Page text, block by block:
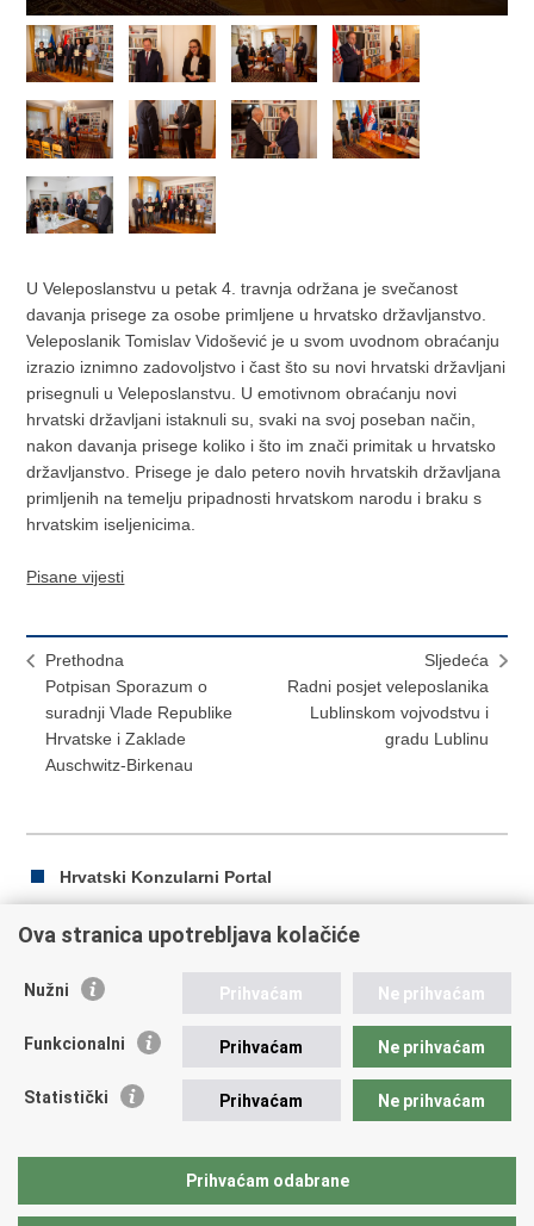
U Veleposlanstvu u petak 4. travnja održana je svečanost
davanja prisege za osobe primljene u hrvatsko državljanstvo.
Veleposlanik Tomislav Vidošević je u svom uvodnom obraćanju
izrazio iznimno zadovoljstvo i čast što su novi hrvatski državljani
prisegnuli u Veleposlanstvu. U emotivnom obraćanju novi
hrvatski državljani istaknuli su, svaki na svoj poseban način,
nakon davanja prisege koliko i što im znači primitak u hrvatsko
državljanstvo. Prisege je dalo petero novih hrvatskih državljana
primljenih na temelju pripadnosti hrvatskom narodu i braku s
hrvatskim iseljenicima.
Pisane vijesti
Prethodna
Potpisan Sporazum o
suradnji Vlade Republike
Hrvatske i Zaklade
Auschwitz-Birkenau
Sljedeća
Radni posjet veleposlanika
Lublinskom vojvodstvu i
gradu Lublinu
Hrvatski Konzularni Portal
Ispiši
Podijeli
Facebooku
Twitteru
Republika Hrvatska
Trg N.Š. Zrinskog 7-8, 10000 Zagreb
fax: +385 (0)1 4551 795, +385 (0)1 4920 149
ministarstvo@mvep.hr
Ova stranica upotrebljava kolačiće
Nužni Prihvaćam Ne prihvaćam
Funkcionalni Prihvaćam Ne prihvaćam
Statistički Prihvaćam Ne prihvaćam
Prihvaćam odabrane